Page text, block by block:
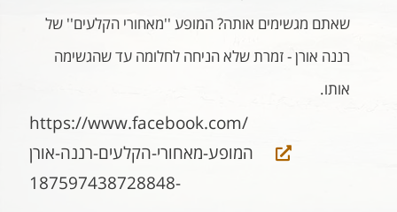
שאתם מגשימים אותה? המופע ''מאחורי הקלעים'' של
רננה אורן - זמרת שלא הניחה לחלומה עד שהגשימה
אותו.
https://www.facebook.com/
המופע-מאחורי-הקלעים-רננה-אורן
-187597438728848